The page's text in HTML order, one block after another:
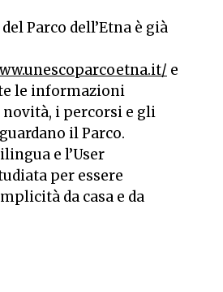
Parco dell’Etna è già
e
le informazioni
i percorsi e gli
il Parco.
e l’User
per essere
da casa e da